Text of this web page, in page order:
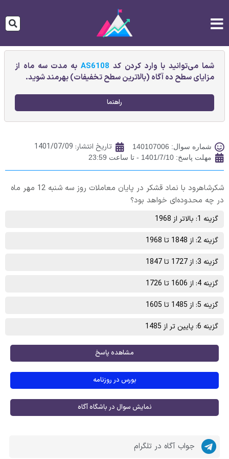
شما می‌توانید با وارد کردن کد AS6108به مدت سه ماه از
مزایای سطح ده آگاه (بالاترین سطح تخفیفات) بهرمند شوید.
راهنما
شماره سوال: 140107006 تاریخ انتشار: 1401/07/09
مهلت پاسخ: 1401/7/10 - تا ساعت 23:59
شكرشاهرود با نماد قشکر در پایان معاملات روز سه شنبه 12 مهر ماه
در چه محدوده‌ای خواهد بود؟
گزینه 1: بالاتر از 1968
گزینه 2: از 1848 تا 1968
گزینه 3: از 1727 تا 1847
گزینه 4: از 1606 تا 1726
گزینه 5: از 1485 تا 1605
گزینه 6: پایین تر از 1485
مشاهده پاسخ
بورس در روزنامه
نمایش سوال در باشگاه آگاه
جواب آگاه در تلگرام